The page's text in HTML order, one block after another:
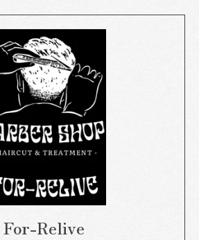
For-Relive